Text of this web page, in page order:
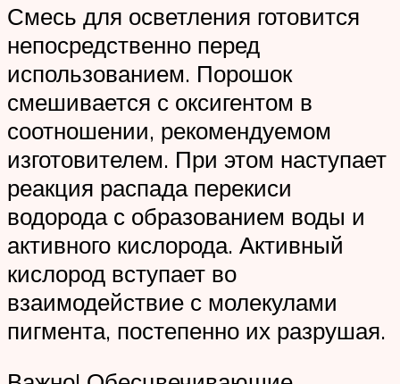
Смесь для осветления готовится
непосредственно перед
использованием. Порошок
смешивается с оксигентом в
соотношении, рекомендуемом
изготовителем. При этом наступает
реакция распада перекиси
водорода с образованием воды и
активного кислорода. Активный
кислород вступает во
взаимодействие с молекулами
пигмента, постепенно их разрушая.